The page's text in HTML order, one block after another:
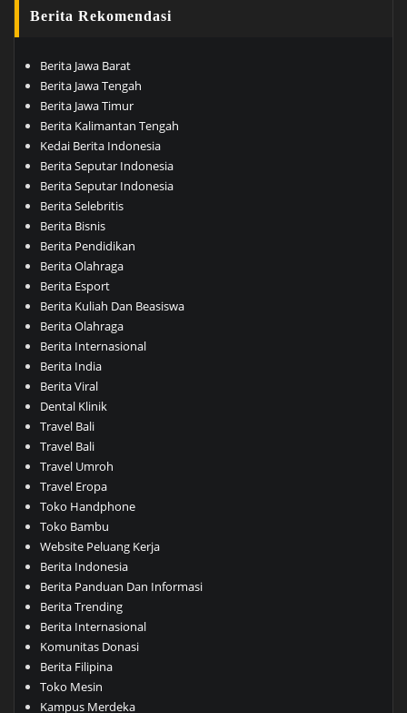
Berita Rekomendasi
Berita Jawa Barat
Berita Jawa Tengah
Berita Jawa Timur
Berita Kalimantan Tengah
Kedai Berita Indonesia
Berita Seputar Indonesia
Berita Seputar Indonesia
Berita Selebritis
Berita Bisnis
Berita Pendidikan
Berita Olahraga
Berita Esport
Berita Kuliah Dan Beasiswa
Berita Olahraga
Berita Internasional
Berita India
Berita Viral
Dental Klinik
Travel Bali
Travel Bali
Travel Umroh
Travel Eropa
Toko Handphone
Toko Bambu
Website Peluang Kerja
Berita Indonesia
Berita Panduan Dan Informasi
Berita Trending
Berita Internasional
Komunitas Donasi
Berita Filipina
Toko Mesin
Kampus Merdeka